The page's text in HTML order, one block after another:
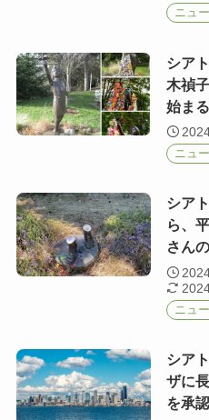
ニュ
シア
木禎
始まる
ニュ
シア
ら、
さん
ニュ
シア
ザに
を承認